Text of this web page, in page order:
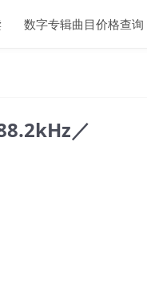
数字专辑曲目价格查询
／